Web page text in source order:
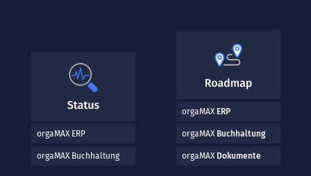
orgaMAX ERP
orgaMAX Buchhaltung
orgaMAX ERP
orgaMAX Buchhaltung
orgaMAX Dokumente